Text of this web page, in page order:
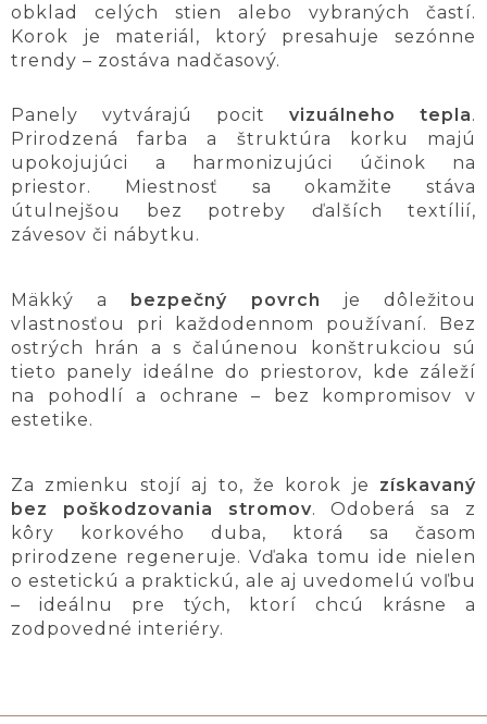
obklad celých stien alebo vybraných častí.
Korok je materiál, ktorý presahuje sezónne
trendy – zostáva nadčasový.
Panely vytvárajú pocit vizuálneho tepla.
Prirodzená farba a štruktúra korku majú
upokojujúci a harmonizujúci účinok na
priestor. Miestnosť sa okamžite stáva
útulnejšou bez potreby ďalších textílií,
závesov či nábytku.
Mäkký a bezpečný povrch je dôležitou
vlastnosťou pri každodennom používaní. Bez
ostrých hrán a s čalúnenou konštrukciou sú
tieto panely ideálne do priestorov, kde záleží
na pohodlí a ochrane – bez kompromisov v
estetike.
Za zmienku stojí aj to, že korok je získavaný
bez poškodzovania stromov. Odoberá sa z
kôry korkového duba, ktorá sa časom
prirodzene regeneruje. Vďaka tomu ide nielen
o estetickú a praktickú, ale aj uvedomelú voľbu
– ideálnu pre tých, ktorí chcú krásne a
zodpovedné interiéry.